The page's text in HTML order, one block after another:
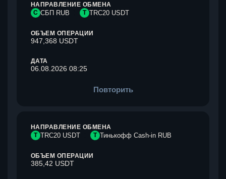
НАПРАВЛЕНИЕ ОБМЕНА
С СБП RUB T TRC20 USDT
ОБЪЕМ ОПЕРАЦИИ
947,368 USDT
ДАТА
06.08.2026 08:25
Повторить
НАПРАВЛЕНИЕ ОБМЕНА
T TRC20 USDT Т Тинькофф Cash-in RUB
ОБЪЕМ ОПЕРАЦИИ
385,42 USDT